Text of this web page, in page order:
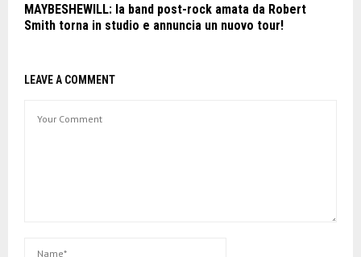
MAYBESHEWILL: la band post-rock amata da Robert
Smith torna in studio e annuncia un nuovo tour!
LEAVE A COMMENT